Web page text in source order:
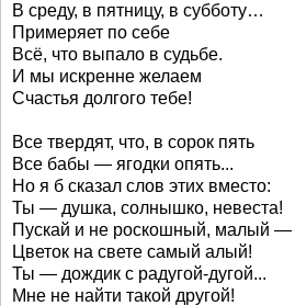
В среду, в пятницу, в субботу…
Примеряет по себе
Всё, что выпало в судьбе.
И мы искренне желаем
Счастья долгого тебе!
Все твердят, что, в сорок пять
Все бабы — ягодки опять...
Но я б сказал слов этих вместо:
Ты — душка, солнышко, невеста!
Пускай и не роскошный, малый —
Цветок на свете самый алый!
Ты — дождик с радугой-дугой...
Мне не найти такой другой!